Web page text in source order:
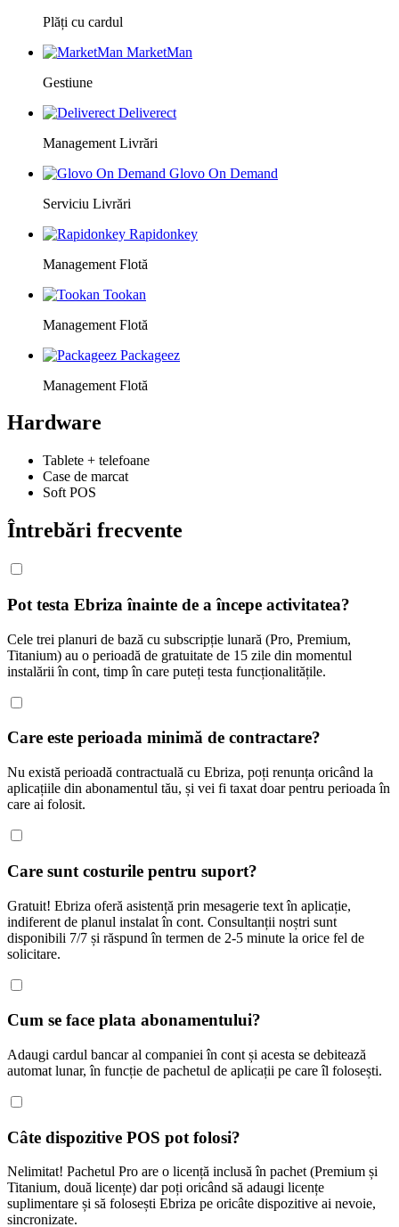
Plăți cu cardul
MarketMan
Gestiune
Deliverect
Management Livrări
Glovo On Demand
Serviciu Livrări
Rapidonkey
Management Flotă
Tookan
Management Flotă
Packageez
Management Flotă
Hardware
Tablete + telefoane
Case de marcat
Soft POS
Întrebări frecvente
Pot testa Ebriza înainte de a începe activitatea?
Cele trei planuri de bază cu subscripție lunară (Pro, Premium,
Titanium) au o perioadă de gratuitate de 15 zile din momentul
instalării în cont, timp în care puteți testa funcționalitățile.
Care este perioada minimă de contractare?
Nu există perioadă contractuală cu Ebriza, poți renunța oricând la
aplicațiile din abonamentul tău, și vei fi taxat doar pentru perioada în
care ai folosit.
Care sunt costurile pentru suport?
Gratuit! Ebriza oferă asistență prin mesagerie text în aplicație,
indiferent de planul instalat în cont. Consultanții noștri sunt
disponibili 7/7 și răspund în termen de 2-5 minute la orice fel de
solicitare.
Cum se face plata abonamentului?
Adaugi cardul bancar al companiei în cont și acesta se debitează
automat lunar, în funcție de pachetul de aplicații pe care îl folosești.
Câte dispozitive POS pot folosi?
Nelimitat! Pachetul Pro are o licență inclusă în pachet (Premium și
Titanium, două licențe) dar poți oricând să adaugi licențe
suplimentare și să folosești Ebriza pe oricâte dispozitive ai nevoie,
sincronizate.